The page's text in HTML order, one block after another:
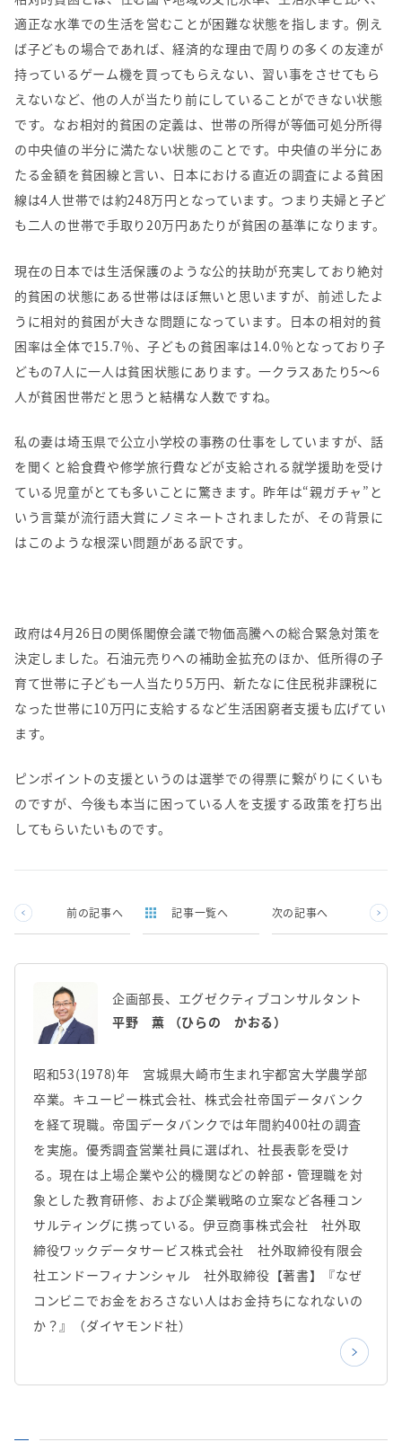
適正な水準での生活を営むことが困難な状態を指します。例え
ば子どもの場合であれば、経済的な理由で周りの多くの友達が
持っているゲーム機を買ってもらえない、習い事をさせてもら
えないなど、他の人が当たり前にしていることができない状態
です。なお相対的貧困の定義は、世帯の所得が等価可処分所得
の中央値の半分に満たない状態のことです。中央値の半分にあ
たる金額を貧困線と言い、日本における直近の調査による貧困
線は4人世帯では約248万円となっています。つまり夫婦と子ど
も二人の世帯で手取り 20万円あたりが貧困の基準になります。
現在の日本では生活保護のような公的扶助が充実しており絶対
的貧困の状態にある世帯はほぼ無いと思いますが、前述したよ
うに相対的貧困が大きな問題になっています。日本の相対的貧
困率は全体で15.7％、子どもの貧困率は14.0％となっており子
どもの7 人に一人は貧困状態にあります。一クラスあたり5～6
人が貧困世帯だと思うと結構な人数ですね。
私の妻は埼玉県で公立小学校の事務の仕事をしていますが、話
を聞くと給食費や修学旅行費などが支給される就学援助を受け
ている児童がとても多いことに驚きます。昨年は“親ガチャ”と
いう言葉が流行語大賞にノミネートされましたが、その背景に
はこのような根深い問題がある訳です。
政府は4月26 日の関係閣僚会議で物価高騰への総合緊急対策を
決定しました。石油元売りへの補助金拡充のほか、低所得の子
育て世帯に子ども一人当たり5万円、新たなに住民税非課税に
なった世帯に10万円に支給するなど生活困窮者支援も広げてい
ます。
ピンポイントの支援というのは選挙での得票に繋がりにくいも
のですが、今後も本当に困っている人を支援する政策を打ち出
してもらいたいものです。
前の記事へ 記事一覧へ 次の記事へ
企画部長、エグゼクティブコンサルタント
平野 薫 （ひらの かおる）
昭和53(1978)年 宮城県大崎市生まれ宇都宮大学農学部
卒業。キユーピー株式会社、株式会社帝国データバンク
を経て現職。帝国データバンクでは年間約400社の調査
を実施。優秀調査営業社員に選ばれ、社長表彰を受け
る。現在は上場企業や公的機関などの幹部・管理職を対
象とした教育研修、および企業戦略の立案など各種コン
サルティングに携っている。伊豆商事株式会社 社外取
締役ワックデータサービス株式会社 社外取締役有限会
社エンドーフィナンシャル 社外取締役【著書】『なぜ
コンビニでお金をおろさない人はお金持ちになれないの
か？』（ダイヤモンド社）